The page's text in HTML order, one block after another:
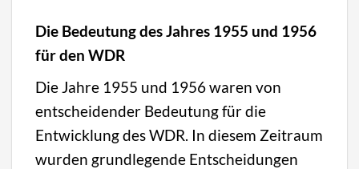
Die Bedeutung des Jahres 1955 und 1956
für den WDR
Die Jahre 1955 und 1956 waren von
entscheidender Bedeutung für die
Entwicklung des WDR. In diesem Zeitraum
wurden grundlegende Entscheidungen